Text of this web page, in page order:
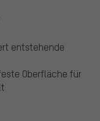
entstehende
Oberfläche für